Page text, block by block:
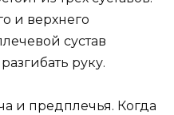
и верхнего
сустав
руку.
и предплечья. Когда